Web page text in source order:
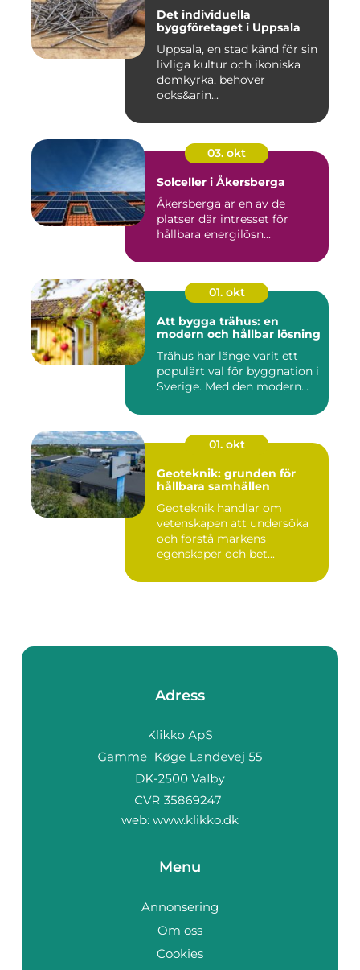
Det individuella
byggföretaget i Uppsala
Uppsala, en stad känd för sin
livliga kultur och ikoniska
domkyrka, behöver
ocks&arin...
03. okt
Solceller i Åkersberga
Åkersberga är en av de
platser där intresset för
hållbara energilösn...
01. okt
Att bygga trähus: en
modern och hållbar lösning
Trähus har länge varit ett
populärt val för byggnation i
Sverige. Med den modern...
01. okt
Geoteknik: grunden för
hållbara samhällen
Geoteknik handlar om
vetenskapen att undersöka
och förstå markens
egenskaper och bet...
Adress
web: www.klikko.dk
Menu
Annonsering
Om oss
Cookies